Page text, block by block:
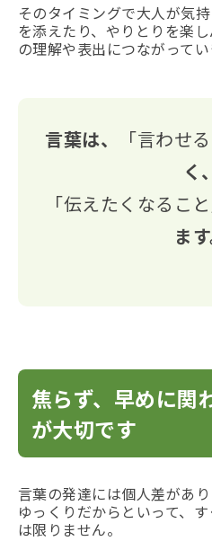
そのタイミングで大人が気
を添えたり、やりとりを楽
の理解や表出につながってい
言葉は、 「言わせ
く、
「伝えたくなること
ます
焦らず、早めに関
が大切です
言葉の発達には個人差があ
ゆっくりだからといって、
は限りません。